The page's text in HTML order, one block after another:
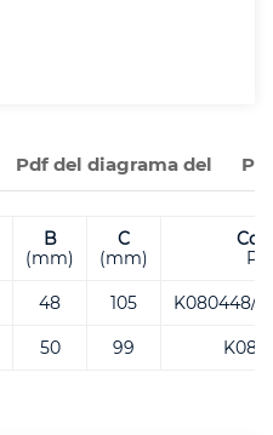
Pdf del diagrama del
B
(mm)
C
(mm)
P/
48 105
K080448/
50 99